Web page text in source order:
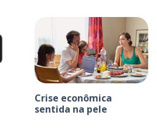
Crise econômica
sentida na pele